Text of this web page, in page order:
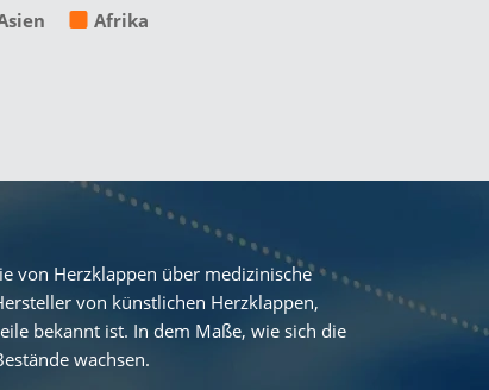
Afrika
von Herzklappen über medizinische
von künstlichen Herzklappen,
bekannt ist. In dem Maße, wie sich die
wachsen.